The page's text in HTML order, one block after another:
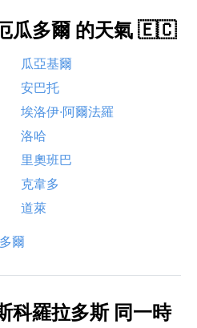
瓜多爾 的天氣 🇪🇨
瓜亞基爾
安巴托
埃洛伊·阿爾法羅
洛哈
里奧班巴
克韋多
道萊
爾
科羅拉多斯 同一時